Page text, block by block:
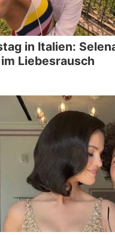
in Italien:
Liebesrausch